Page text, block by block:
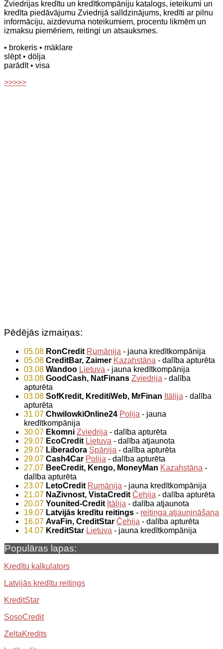
Zviedrijas kredītu un kredītkompāniju katalogs, ieteikumi un
kredīta piedāvājumu Zviedrijā salīdzinājums, kredīti ar pilnu
informāciju, aizdevuma noteikumiem, procentu likmēm un
izmaksu piemēriem, reitingi un atsauksmes.
• brokeris • mäklare
slēpt• dölja
parādīt• visa
>>>>>
Pēdējās izmaiņas:
05.08 RonCredit Rumānija - jauna kredītkompānija
05.08 CreditBar, Zaimer Kazahstāna - dalība apturēta
03.08 Wandoo Lietuva - jauna kredītkompānija
03.08 GoodCash, NatFinans Zviedrija - dalība
apturēta
03.08 SofKredit, KreditiWeb, MrFinan Itālija - dalība
apturēta
31.07 ChwilowkiOnline24 Polija - jauna
kredītkompānija
30.07 Ekomni Zviedrija - dalība apturēta
29.07 EcoCredit Lietuva - dalība atjaunota
29.07 Liberadora Spānija - dalība apturēta
29.07 Cash4Car Polija - dalība apturēta
27.07 BeeCredit, Kengo, MoneyMan Kazahstāna -
dalība apturēta
23.07 LetoCredit Rumānija - jauna kredītkompānija
21.07 NaZivnost, VistaCredit Čehija - dalība apturēta
20.07 Younited-Credit Itālija - dalība atjaunota
19.07 Latvijās kredītu reitings - reitinga atjaunināšana
16.07 AvaFin, CreditStar Čehija - dalība apturēta
14.07 KreditStar Lietuva - jauna kredītkompānija
Populāras lapas:
Kredītu kalkulators
Latvijās kredītu reitings
KreditStar
SosoCredit
ZeltaKredits